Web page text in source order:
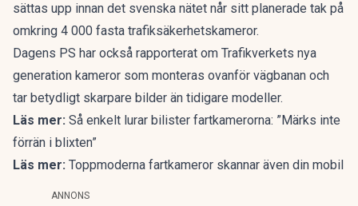
sättas upp innan det svenska nätet når sitt planerade tak på
omkring 4 000 fasta trafiksäkerhetskameror.
Dagens PS har också rapporterat om Trafikverkets nya
generation kameror som monteras ovanför vägbanan och
tar betydligt skarpare bilder än tidigare modeller.
Läs mer: Så enkelt lurar bilister fartkamerorna: ”Märks inte
förrän i blixten”
Läs mer: Toppmoderna fartkameror skannar även din mobil
ANNONS